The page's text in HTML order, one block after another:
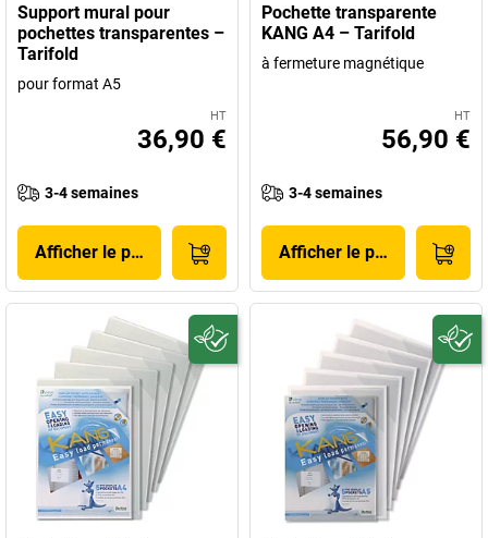
Support mural pour
pochettes transparentes –
Tarifold
pour format A5
HT
36,90 €
3-4 semaines
Afficher le produit
Pochette transparente
KANG A4 – Tarifold
à fermeture magnétique
HT
56,90 €
3-4 semaines
Afficher le produit